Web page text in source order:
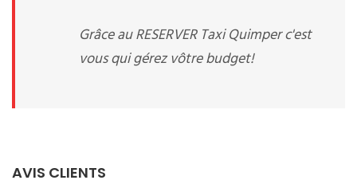
Grâce au RESERVER Taxi Quimper c'est
vous qui gérez vôtre budget!
AVIS CLIENTS